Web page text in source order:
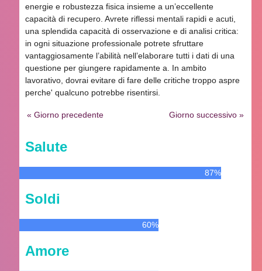
energie e robustezza fisica insieme a un’eccellente
capacità di recupero. Avrete riflessi mentali rapidi e acuti,
una splendida capacità di osservazione e di analisi critica:
in ogni situazione professionale potrete sfruttare
vantaggiosamente l’abilità nell’elaborare tutti i dati di una
questione per giungere rapidamente a. In ambito
lavorativo, dovrai evitare di fare delle critiche troppo aspre
perche' qualcuno potrebbe risentirsi.
« Giorno precedente Giorno successivo »
Salute
87%
Soldi
60%
Amore